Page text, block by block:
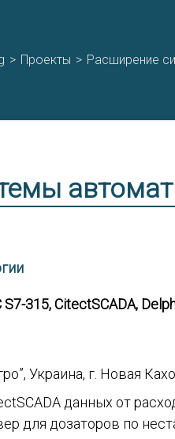
> Проекты > Расширение
S7-315, CitectSCADA,
Украина, г. Новая
данных от
для дозаторов по